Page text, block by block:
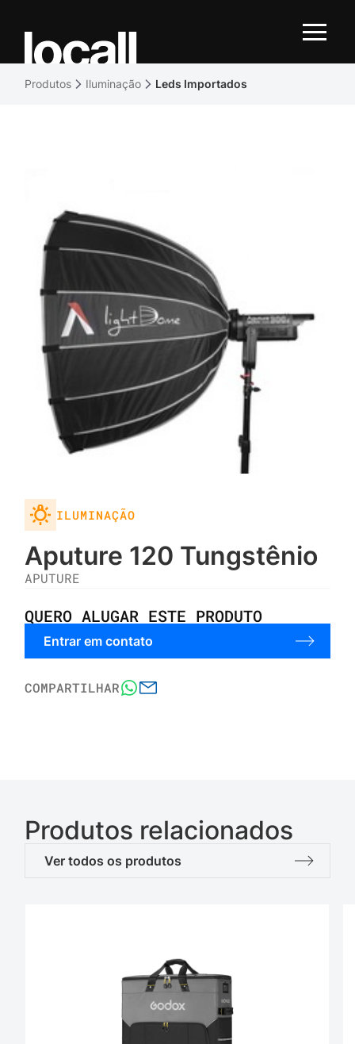
Produtos Iluminação Leds Importados
ILUMINAÇÃO
Aputure 120 Tungstênio
APUTURE
QUERO ALUGAR ESTE PRODUTO
Entrar em contato
COMPARTILHAR
Produtos relacionados
Ver todos os produtos